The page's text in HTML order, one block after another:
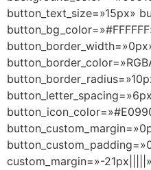
button_text_size=»15px»
custom_margin=»-21px|||||»